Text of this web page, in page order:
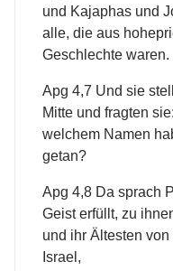
und Kajaphas und
alle, die aus
Geschlechte waren.
Apg 4,7 Und sie
Mitte und fragten
welchem Namen
getan?
Apg 4,8 Da sprach
Geist erfüllt, zu
und ihr Ältesten von
Israel,